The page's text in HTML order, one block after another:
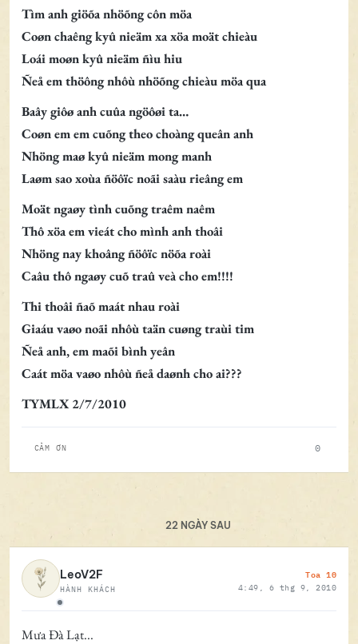
Tìm anh giöõa nhöõng côn möa
Coøn chaêng kyû nieäm xa xöa moät chieàu
Loái moøn kyû nieäm ñìu hiu
Ñeå em thöông nhôù nhöõng chieàu möa qua
Baây giôø anh cuûa ngöôøi ta…
Coøn em em cuõng theo choàng queân anh
Nhöng maø kyû nieäm mong manh
Laøm sao xoùa ñöôïc noãi saàu rieâng em
Moät ngaøy tình cuõng traêm naêm
Thô xöa em vieát cho mình anh thoâi
Nhöng nay khoâng ñöôïc nöõa roài
Caâu thô ngaøy cuõ traû veà cho em!!!!
Thi thoâi ñaõ maát nhau roài
Giaáu vaøo noãi nhôù taän cuøng traùi tim
Ñeå anh, em maõi bình yeân
Caát möa vaøo nhôù ñeå daønh cho ai???
TYMLX 2/7/2010
CẢM ƠN 0
22 NGÀY SAU
Ngoại tuyến
LeoV2F
HÀNH KHÁCH
Toa 10
4:49, 6 thg 9, 2010
Mưa Đà Lạt...